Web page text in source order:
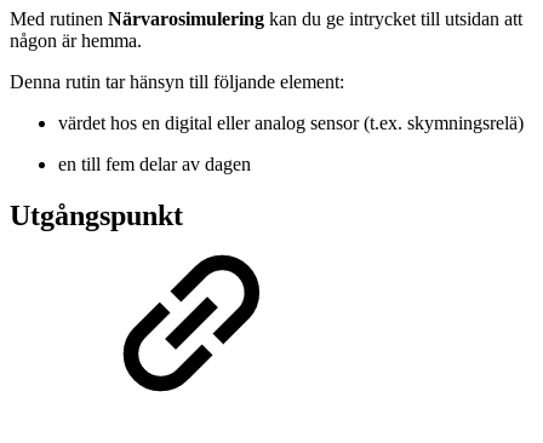
Med rutinen Närvarosimulering kan du ge intrycket till utsidan att
någon är hemma.
Denna rutin tar hänsyn till följande element:
värdet hos en digital eller analog sensor (t.ex. skymningsrelä)
en till fem delar av dagen
Utgångspunkt